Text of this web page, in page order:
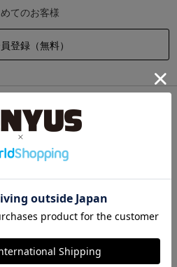
てのお客様
していただくと次回以降、そのIDで